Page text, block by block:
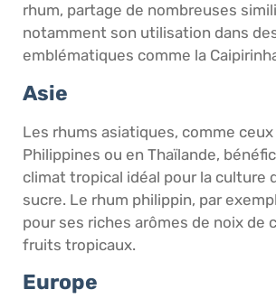
rhum, partage de nombreuses
notamment son utilisation dans
emblématiques comme la
Asie
Les rhums asiatiques, comme
Philippines ou en Thaïlande,
climat tropical idéal pour la culture
sucre. Le rhum philippin, par
pour ses riches arômes de noix de
fruits tropicaux.
Europe